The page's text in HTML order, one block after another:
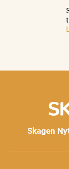
Skagen